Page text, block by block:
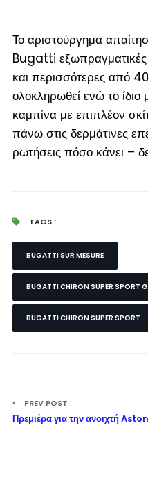
Το αριστούργημα
Bugatti
και περισσότερες από
ολοκληρωθεί ενώ το ίδιο
καμπίνα με επιπλέον
πάνω στις δερμάτινες
ρωτήσεις πόσο κάνει –
TAGS :
BUGATTI SUR MESURE
BUGATTI CHIRON SUPER SPORT
BUGATTI CHIRON SUPER SPORT
PREV POST
Πρεμιέρα για την ανοιχτή